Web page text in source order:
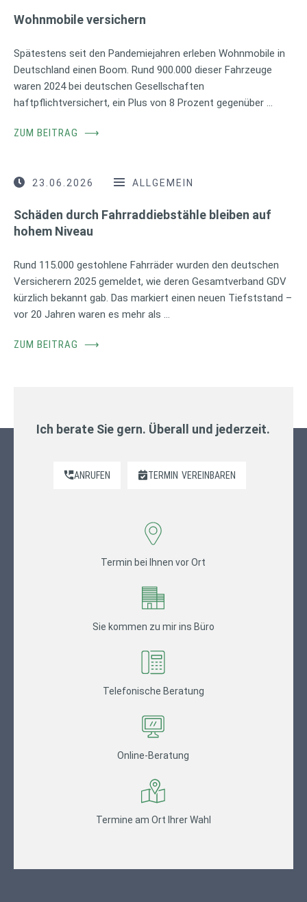
Wohnmobile versichern
Spätestens seit den Pandemiejahren erleben Wohnmobile in
Deutschland einen Boom. Rund 900.000 dieser Fahrzeuge
waren 2024 bei deutschen Gesellschaften
haftpflichtversichert, ein Plus von 8 Prozent gegenüber …
ZUM BEITRAG ⟶
23.06.2026 ALLGEMEIN
Schäden durch Fahrraddiebstähle bleiben auf
hohem Niveau
Rund 115.000 gestohlene Fahrräder wurden den deutschen
Versicherern 2025 gemeldet, wie deren Gesamtverband GDV
kürzlich bekannt gab. Das markiert einen neuen Tiefststand –
vor 20 Jahren waren es mehr als …
ZUM BEITRAG ⟶
Ich berate Sie gern. Überall und jederzeit.
ANRUFEN TERMIN VEREINBAREN
Termin bei Ihnen vor Ort
Sie kommen zu mir ins Büro
Telefonische Beratung
Online-Beratung
Termine am Ort Ihrer Wahl